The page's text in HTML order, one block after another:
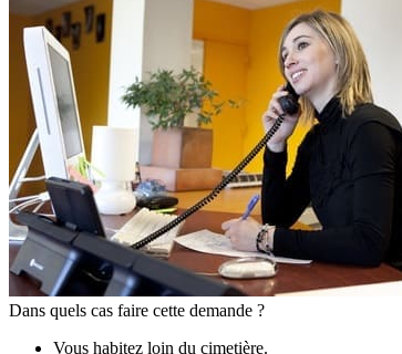
Dans quels cas faire cette demande ?
Vous habitez loin du cimetière.